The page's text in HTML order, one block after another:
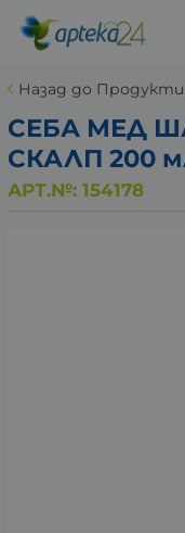
Назад до Продукти
СЕБА МЕД
СКАЛП 200
АРТ.№: 154178